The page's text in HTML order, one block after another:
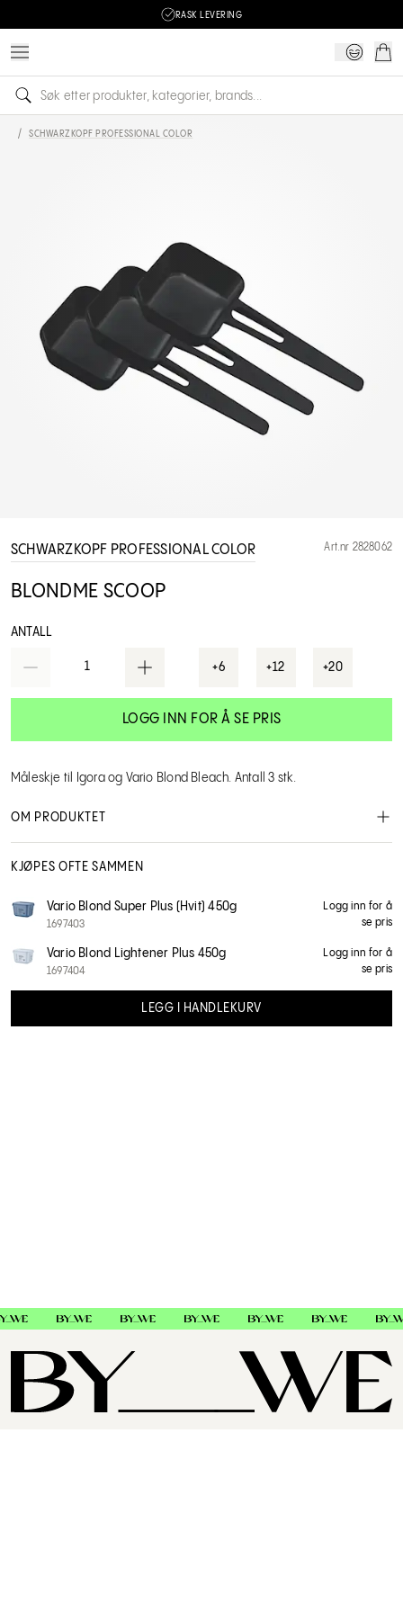
RASK LEVERING
/ SCHWARZKOPF PROFESSIONAL COLOR
SCHWARZKOPF PROFESSIONAL COLOR Art.nr 2828062
BLONDME SCOOP
ANTALL
1 +6 +12 +20
LOGG INN FOR Å SE PRIS
Måleskje til Igora og Vario Blond Bleach. Antall 3 stk.
OM PRODUKTET
Schwarzkopf Professional Color
2828062
KJØPES OFTE SAMMEN
Vario Blond Super Plus (Hvit) 450g
1697403
Logg inn for å
se pris
Vario Blond Lightener Plus 450g
1697404
Logg inn for å
se pris
LEGG I HANDLEKURV